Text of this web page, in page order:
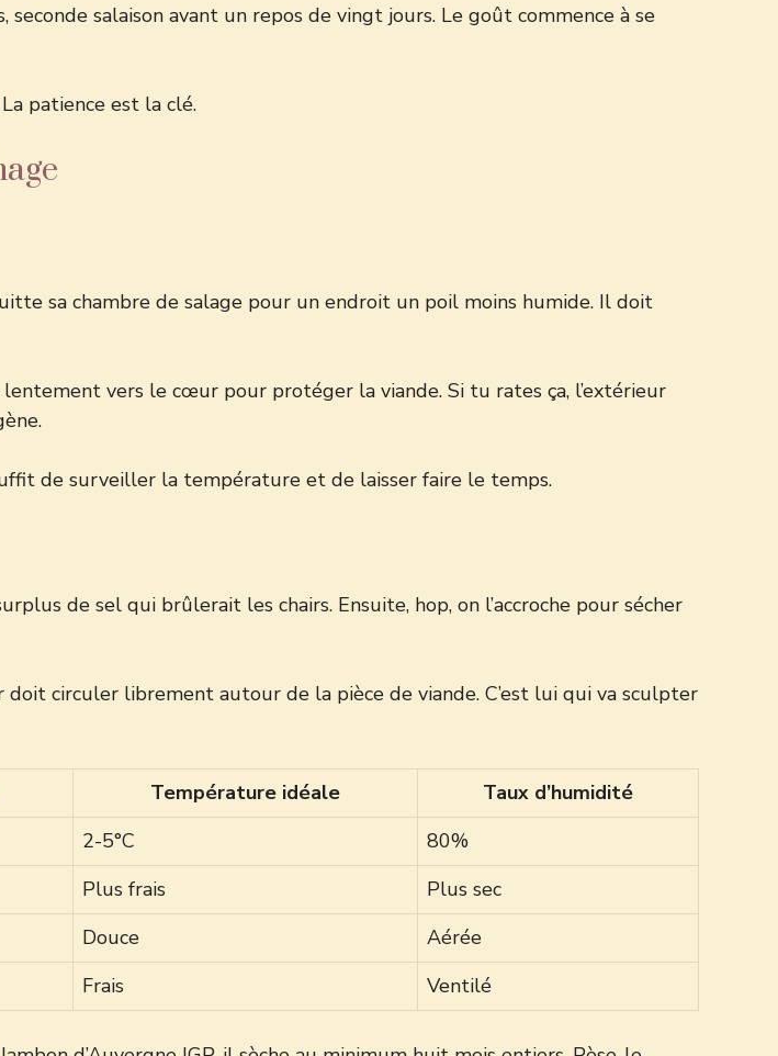
seconde salaison avant un repos de vingt jours. Le goût commence à se
patience est la clé.
sa chambre de salage pour un endroit un poil moins humide. Il doit
vers le cœur pour protéger la viande. Si tu rates ça, l’extérieur
de surveiller la température et de laisser faire le temps.
de sel qui brûlerait les chairs. Ensuite, hop, on l’accroche pour sécher
circuler librement autour de la pièce de viande. C’est lui qui va sculpter
Température idéale
Taux d’humidité
2-5°C
80%
Plus frais
Plus sec
Douce
Aérée
Frais Ventilé